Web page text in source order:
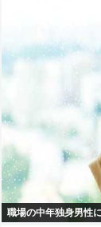
職場の中年独身男性